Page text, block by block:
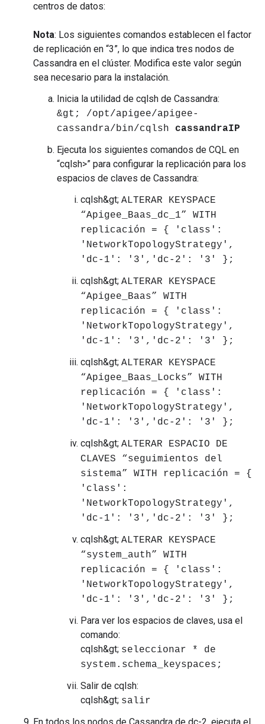
centros de datos:
Nota: Los siguientes comandos establecen el factor
de replicación en “3”, lo que indica tres nodos de
Cassandra en el clúster. Modifica este valor según
sea necesario para la instalación.
Inicia la utilidad de cqlsh de Cassandra:
&gt; /opt/apigee/apigee-
cassandra/bin/cqlsh cassandraIP
Ejecuta los siguientes comandos de CQL en
“cqlsh>” para configurar la replicación para los
espacios de claves de Cassandra:
cqlsh&gt; ALTERAR KEYSPACE
“Apigee_Baas_dc_1” WITH
replicación = { 'class':
'NetworkTopologyStrategy',
'dc-1': '3','dc-2': '3' };
cqlsh&gt; ALTERAR KEYSPACE
“Apigee_Baas” WITH
replicación = { 'class':
'NetworkTopologyStrategy',
'dc-1': '3','dc-2': '3' };
cqlsh&gt; ALTERAR KEYSPACE
“Apigee_Baas_Locks” WITH
replicación = { 'class':
'NetworkTopologyStrategy',
'dc-1': '3','dc-2': '3' };
cqlsh&gt; ALTERAR ESPACIO DE
CLAVES “seguimientos del
sistema” WITH replicación = {
'class':
'NetworkTopologyStrategy',
'dc-1': '3','dc-2': '3' };
cqlsh&gt; ALTERAR KEYSPACE
“system_auth” WITH
replicación = { 'class':
'NetworkTopologyStrategy',
'dc-1': '3','dc-2': '3' };
Para ver los espacios de claves, usa el
comando:
cqlsh&gt; seleccionar * de
system.schema_keyspaces;
Salir de cqlsh:
cqlsh&gt; salir